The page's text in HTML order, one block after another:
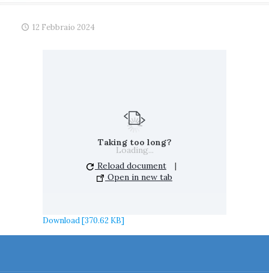
12 Febbraio 2024
Loading...
Taking too long?
Reload document
|
Open in new tab
Download [370.62 KB]